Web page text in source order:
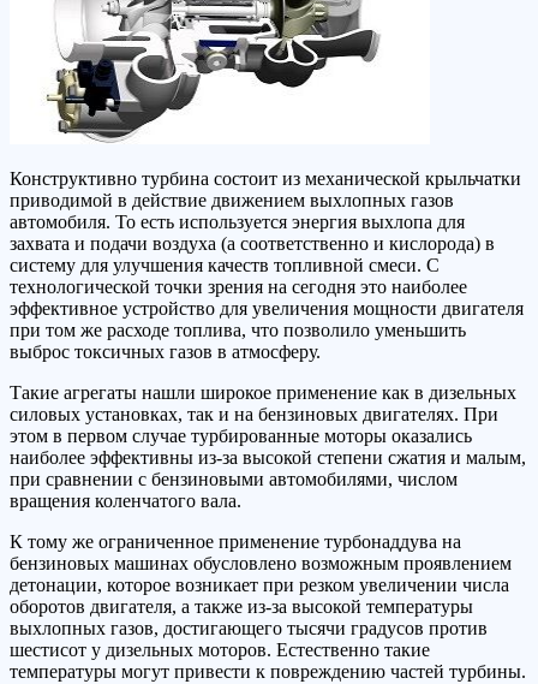
Конструктивно турбина состоит из механической крыльчатки
приводимой в действие движением выхлопных газов
автомобиля. То есть используется энергия выхлопа для
захвата и подачи воздуха (а соответственно и кислорода) в
систему для улучшения качеств топливной смеси. С
технологической точки зрения на сегодня это наиболее
эффективное устройство для увеличения мощности двигателя
при том же расходе топлива, что позволило уменьшить
выброс токсичных газов в атмосферу.
Такие агрегаты нашли широкое применение как в дизельных
силовых установках, так и на бензиновых двигателях. При
этом в первом случае турбированные моторы оказались
наиболее эффективны из-за высокой степени сжатия и малым,
при сравнении с бензиновыми автомобилями, числом
вращения коленчатого вала.
К тому же ограниченное применение турбонаддува на
бензиновых машинах обусловлено возможным проявлением
детонации, которое возникает при резком увеличении числа
оборотов двигателя, а также из-за высокой температуры
выхлопных газов, достигающего тысячи градусов против
шестисот у дизельных моторов. Естественно такие
температуры могут привести к повреждению частей турбины.